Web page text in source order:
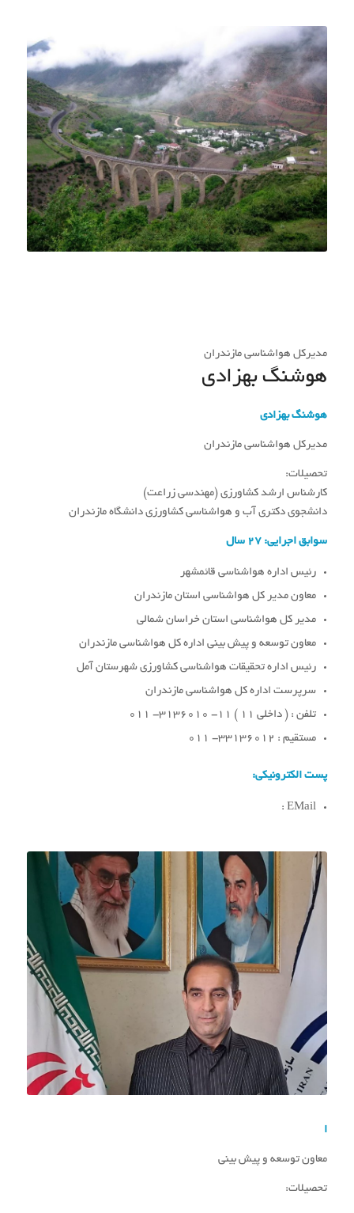
مدیرکل هواشناسی مازندران
هوشنگ بهزادی
هوشنگ بهزادی
مدیرکل هواشناسی مازندران
تحصیلات:
کارشناس ارشد کشاورزی (مهندسی زراعت)
دانشجوی دکتری آب و هواشناسی کشاورزی دانشگاه مازندران
سوابق اجرایی: 27 سال
رئیس اداره هواشناسی قائمشهر
معاون مدیر کل هواشناسی استان مازندران
مدیر کل هواشناسی استان خراسان شمالی
معاون توسعه و پیش بینی اداره کل هواشناسی مازندران
رئیس اداره تحقیقات هواشناسی کشاورزی شهرستان آمل
سرپرست اداره کل هواشناسی مازندران
تلفن : ( داخلی 11 ) 11- 3136010- 011
مستقیم : 33136012- 011
پست الکترونیکی:
EMail :
ا
معاون توسعه و پیش بینی
تحصیلات: